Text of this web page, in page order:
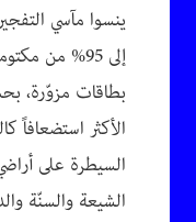
إلى 95% من
بطاقات مزوّرة،
الأكثر استضعافاً
السيطرة على
الشيعة والسنّة